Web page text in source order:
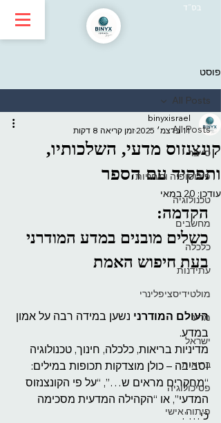
בס״ד
פוסט
All Posts
סייבר
פילוסופיה ורוחניות
טכנולוגיה
מחשבים
כלכלה
עתידנות
מולטידיסציפלינרי
מדע
ישראל
בריאות
פסיכולוגיה
פיתוח אישי
All Posts
קונצנזוס מדעי, השלכותיו,
ותפקיד עם הספר
binyxisrael
11 בדצמ׳ 2025
זמן קריאה 8 דקות
עודכן: 20 במאי
הקדמה:
כשלים מובנים במדע המודרני
בעת חיפוש האמת
העולם המודרני נשען במידה רבה על אמון
במדע.
מדיניות בריאות, כלכלה, חינוך, טכנולוגיה
וסביבה – כולן מוצדקות תכופות במילים:
“מחקרים מראים ש…”, “על פי הקונצנזוס
המדעי”, או “הקהילה המדעית מסכימה
כי…”.